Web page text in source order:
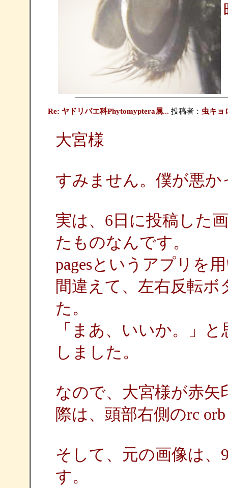
Re: ヤドリバエ科Phytomyptera属... 投稿者： 虫キョ
大宮様
すみません。僕が悪か
実は、6日に投稿した
たものなんです。
pagesというアプリを
間違えて、左右反転
た。
「まあ、いいか。」
しました。
なので、大宮様が赤
際は、頭部右側のrc
そして、元の画像は、
す。